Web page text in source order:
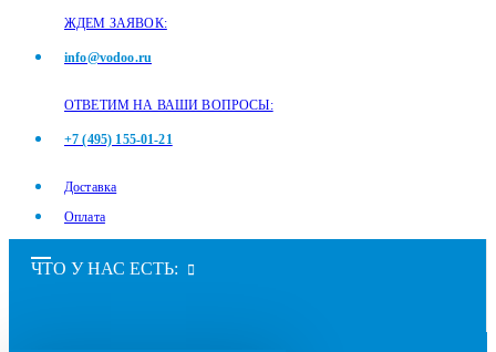
ЖДЕМ ЗАЯВОК:
info@vodoo.ru
ОТВЕТИМ НА ВАШИ ВОПРОСЫ:
+7 (495) 155-01-21
Доставка
Оплата
ЧТО У НАС ЕСТЬ: